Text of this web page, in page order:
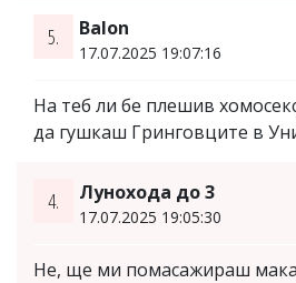
5. Balon
17.07.2025 19:07:16
На теб ли бе плешив
да гушкаш Гринговците в
4. Лунохода до 3
17.07.2025 19:05:30
Не, ще ми помасажираш